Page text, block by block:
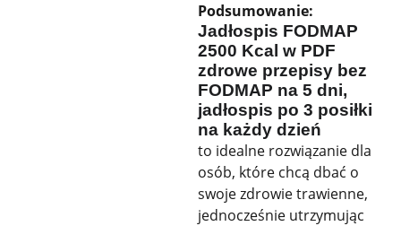
Podsumowanie:
Jadłospis FODMAP
2500 Kcal w PDF
zdrowe przepisy bez
FODMAP na 5 dni,
jadłospis po 3 posiłki
na każdy dzień
to idealne rozwiązanie dla
osób, które chcą dbać o
swoje zdrowie trawienne,
jednocześnie utrzymując